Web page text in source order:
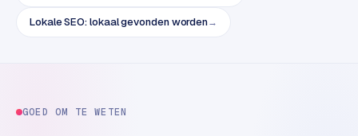
s
Lokale SEO: lokaal gevonden worden→
GOED OM TE WETEN